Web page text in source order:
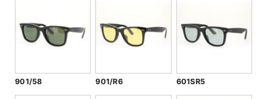
901/58 901/R6 601SR5